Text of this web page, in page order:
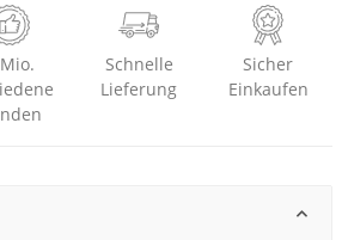
Schnelle
Lieferung
Sicher
Einkaufen